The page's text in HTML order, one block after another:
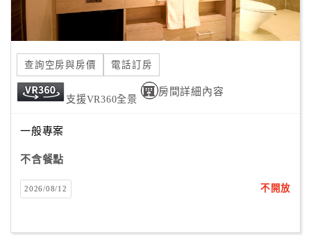
據
合
作
提
案
店
作
查詢空房與房價 電話訂房
支援VR360全景
房間詳細內容
一般專案
不含餐點
2026/08/12 不開放